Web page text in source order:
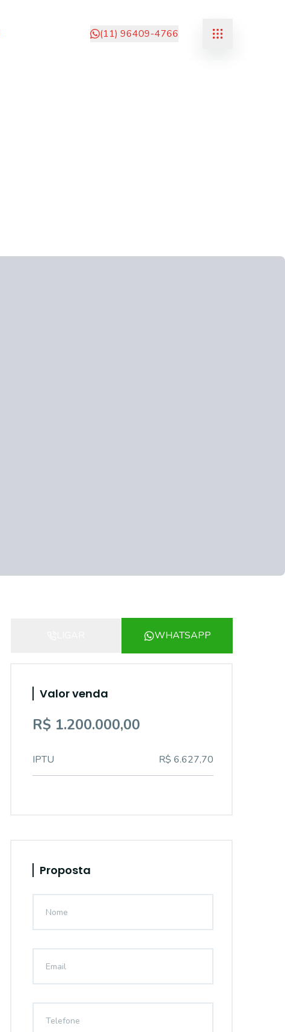
(11) 96409-4766
WHATSAPP
Valor venda
R$ 1.200.000,00
IPTU R$ 6.627,70
Proposta